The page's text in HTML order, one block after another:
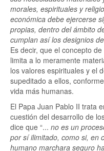
morales, espirituales y
económica debe ejercerse
propias, dentro del ámbito
cumplan así los designios
Es decir, que el concepto
limita a lo meramente
los valores espirituales y el
supeditado a ellos,
vida más humanas.
El Papa Juan Pablo II trata
cuestión del desarrollo de
dice que “... no es un
por sí ilimitado, como si, en
humano marchara seguro